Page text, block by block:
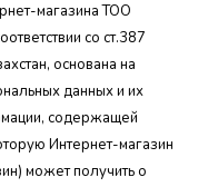
магазина ТОО
со ст.387
основана на
данных и их
содержащей
Интернет-магазин
может получить о